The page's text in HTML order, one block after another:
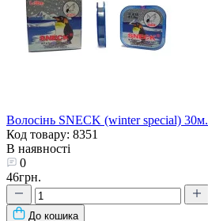
Волосінь SNECK (winter special)
Код товару: 8351
В наявності
0
46грн.
До кошика